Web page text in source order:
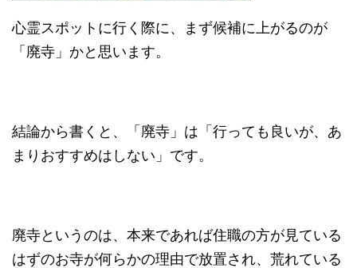
心霊スポットに行く際に、まず候補に上がるのが
「廃寺」かと思います。
結論から書くと、「廃寺」は「行っても良いが、あ
まりおすすめはしない」です。
廃寺というのは、本来であれば住職の方が見ている
はずのお寺が何らかの理由で放置され、荒れている